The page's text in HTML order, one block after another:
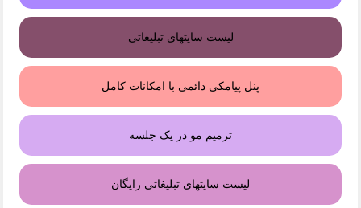
لیست سایتهای تبلیغاتی
پنل پیامکی دائمی با امکانات کامل
ترمیم مو در یک جلسه
لیست سایتهای تبلیغاتی رایگان